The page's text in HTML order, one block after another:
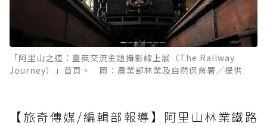
「阿里山之道：臺英交流主題攝影線上展（The Railway
Journey）」首頁。 圖：農業部林業及自然保育署／提供
【旅奇傳媒/編輯部報導】阿里山林業鐵路